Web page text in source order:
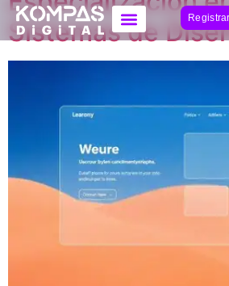
Sistemas de